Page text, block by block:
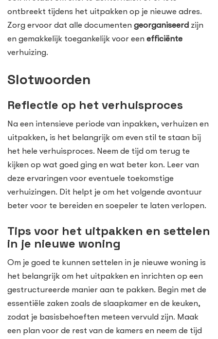
ontbreekt tijdens het uitpakken op je nieuwe adres.
Zorg ervoor dat alle documenten georganiseerd zijn
en gemakkelijk toegankelijk voor een efficiënte
verhuizing.
Slotwoorden
Reflectie op het verhuisproces
Na een intensieve periode van inpakken, verhuizen en
uitpakken, is het belangrijk om even stil te staan bij
het hele verhuisproces. Neem de tijd om terug te
kijken op wat goed ging en wat beter kon. Leer van
deze ervaringen voor eventuele toekomstige
verhuizingen. Dit helpt je om het volgende avontuur
beter voor te bereiden en soepeler te laten verlopen.
Tips voor het uitpakken en settelen
in je nieuwe woning
Om je goed te kunnen settelen in je nieuwe woning is
het belangrijk om het uitpakken en inrichten op een
gestructureerde manier aan te pakken. Begin met de
essentiële zaken zoals de slaapkamer en de keuken,
zodat je basisbehoeften meteen vervuld zijn. Maak
een plan voor de rest van de kamers en neem de tijd